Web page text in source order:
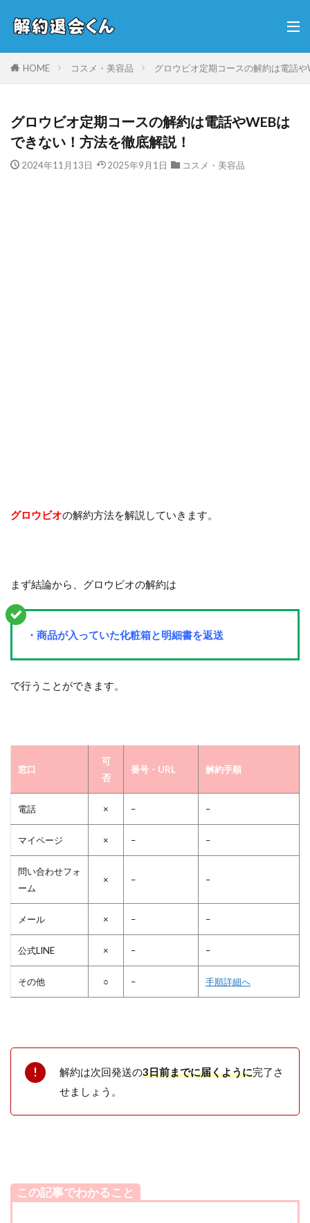
HOME コスメ・美容品 グロウビオ定期コースの解約は電話
グロウビオ定期コースの解約は電話やWEBは
できない！方法を徹底解説！
2024年11月13日 2025年9月1日 コスメ・美容品
グロウビオの解約方法を解説していきます。
まず結論から、グロウビオの解約は
・商品が入っていた化粧箱と明細書を返送
で行うことができます。
窓口
可
否
番号・URL 解約手順
電話 × – –
マイページ × – –
問い合わせフォ
ーム
× – –
メール × – –
公式LINE × – –
その他 ○ – 手順詳細へ
解約は次回発送の3日前までに届くように完了さ
せましょう。
この記事でわかること